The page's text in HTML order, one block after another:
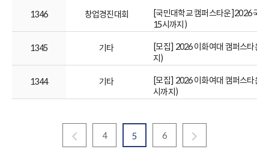
1346 창업경진대회
[국민대학교 캠퍼스타운]2026 국
15시까지)
1345 기타
[모집] 2026 이화여대 캠퍼스타운
지)
1344 기타
[모집] 2026 이화여대 캠퍼스타운
시까지)
4 5 6